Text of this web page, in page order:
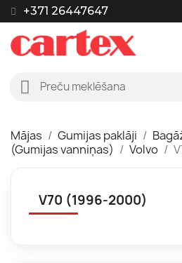
+371 26447647
Mājas Gumijas paklāji
(Gumijas vanniņas)
Volvo
V70 (1996-2000)